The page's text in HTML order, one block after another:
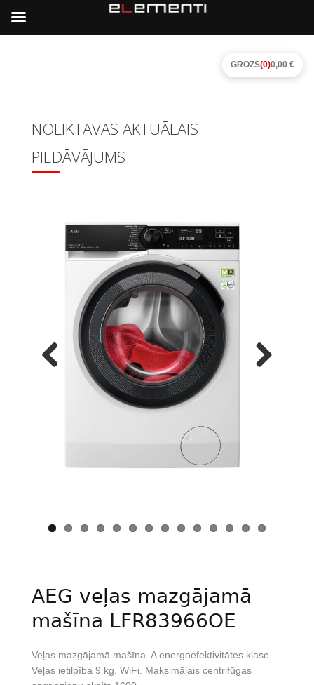
NOLIKTAVAS AKTUĀLAIS
PIEDĀVĀJUMS
AEG veļas mazgājamā
mašīna LFR83966OE
Veļas mazgājamā mašīna. A energoefektivitātes klase.
Veļas ietilpība 9 kg. WiFi. Maksimālais centrifūgas
GROZS(0)0,00 €